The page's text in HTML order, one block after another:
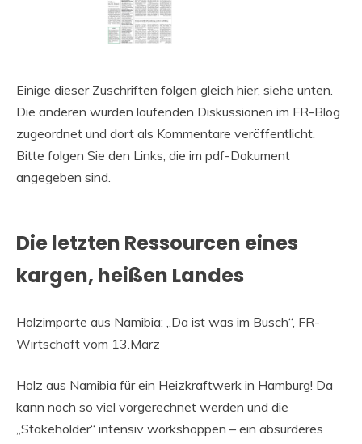
Einige dieser Zuschriften folgen gleich hier, siehe unten.
Die anderen wurden laufenden Diskussionen im FR-Blog
zugeordnet und dort als Kommentare veröffentlicht.
Bitte folgen Sie den Links, die im pdf-Dokument
angegeben sind.
Die letzten Ressourcen eines
kargen, heißen Landes
Holzimporte aus Namibia: „Da ist was im Busch“, FR-
Wirtschaft vom 13.März
Holz aus Namibia für ein Heizkraftwerk in Hamburg! Da
kann noch so viel vorgerechnet werden und die
„Stakeholder“ intensiv workshoppen – ein absurderes